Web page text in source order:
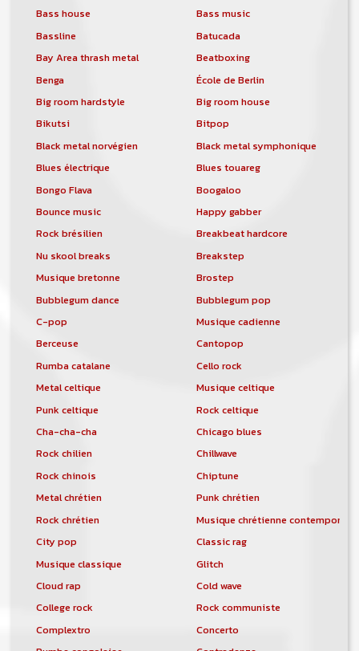
Bass house
Bass music
Bassline
Batucada
Bay Area thrash metal
Beatboxing
Benga
École de Berlin
Big room hardstyle
Big room house
Bikutsi
Bitpop
Black metal norvégien
Black metal symphonique
Blues électrique
Blues touareg
Bongo Flava
Boogaloo
Bounce music
Happy gabber
Rock brésilien
Breakbeat hardcore
Nu skool breaks
Breakstep
Musique bretonne
Brostep
Bubblegum dance
Bubblegum pop
C-pop
Musique cadienne
Berceuse
Cantopop
Rumba catalane
Cello rock
Metal celtique
Musique celtique
Punk celtique
Rock celtique
Cha-cha-cha
Chicago blues
Rock chilien
Chillwave
Rock chinois
Chiptune
Metal chrétien
Punk chrétien
Rock chrétien
Musique chrétienne
City pop
Classic rag
Musique classique
Glitch
Cloud rap
Cold wave
College rock
Rock communiste
Complextro
Concerto